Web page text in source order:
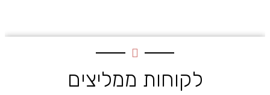
לקוחות ממליצים